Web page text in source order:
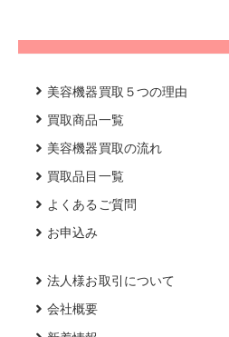
美容機器買取５つの理由
買取商品一覧
美容機器買取の流れ
買取品目一覧
よくあるご質問
お申込み
法人様お取引について
会社概要